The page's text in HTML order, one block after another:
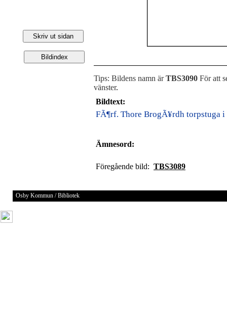
Tips: Bildens namn ärTBS3090 För att
vänster.
Bildtext:
FÃ¶rf. Thore BrogÃ¥rdh torpstuga
Ämnesord:
Föregående bild: TBS3089
Osby Kommun / Bibliotek